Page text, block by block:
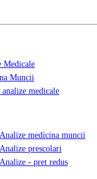
Medicale
Muncii
medicale
Analize medicina muncii
Analize prescolari
Analize - pret redus